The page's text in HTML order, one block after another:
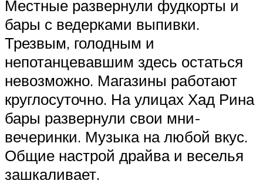
Местные развернули фудкорты и
бары с ведерками выпивки.
Трезвым, голодным и
непотанцевавшим здесь остаться
невозможно. Магазины работают
круглосуточно. На улицах Хад Рина
бары развернули свои мни-
вечеринки. Музыка на любой вкус.
Общие настрой драйва и веселья
зашкаливает.